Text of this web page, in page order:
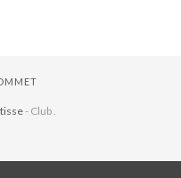
- Club .